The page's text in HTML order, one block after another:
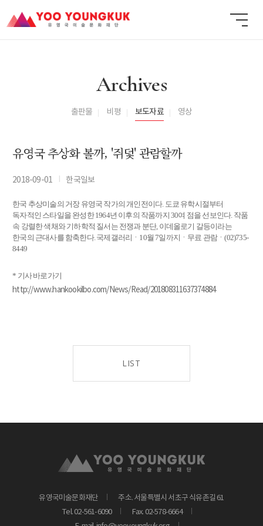
Archives
출판물 비평 보도자료 영상
유영국 추상화 볼까, '쥐덫' 관람할까
2018-09-01 한국일보
한국 추상미술의 거장 유영국 작가의 개인전이다. 도쿄 유학시절부터
독자적인 스타일을 완성한 1964년 이후의 작품까지 30여 점을 선보인다. 작품
속 강렬한 색채와 기하학적 질서는 전쟁과 분단, 이데올로기 갈등이라는
한국의 근대사를 함축한다. 국제갤러리ㆍ10월 7일까지ㆍ무료 관람ㆍ(02)735-
8449
* 기사 바로가기
http://www.hankookilbo.com/News/Read/201808311637374884
LIST
유영국미술문화재단
주소. 서울특별시 서초구 식유촌길 61
Tel. 02-561-6090
Fax. 02-578-6664